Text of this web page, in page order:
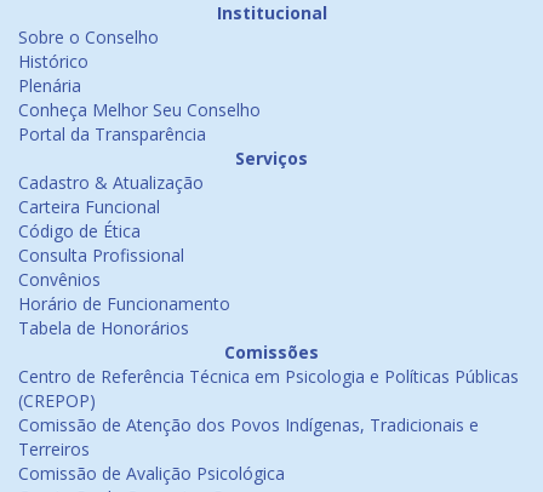
Institucional
Sobre o Conselho
Histórico
Plenária
Conheça Melhor Seu Conselho
Portal da Transparência
Serviços
Cadastro & Atualização
Carteira Funcional
Código de Ética
Consulta Profissional
Convênios
Horário de Funcionamento
Tabela de Honorários
Comissões
Centro de Referência Técnica em Psicologia e Políticas Públicas
(CREPOP)
Comissão de Atenção dos Povos Indígenas, Tradicionais e
Terreiros
Comissão de Avalição Psicológica